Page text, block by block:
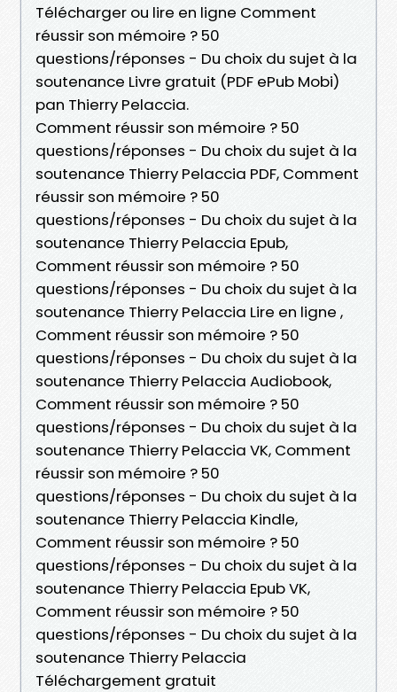
Télécharger ou lire en ligne Comment
réussir son mémoire ? 50
questions/réponses - Du choix du sujet à la
soutenance Livre gratuit (PDF ePub Mobi)
pan Thierry Pelaccia.
Comment réussir son mémoire ? 50
questions/réponses - Du choix du sujet à la
soutenance Thierry Pelaccia PDF, Comment
réussir son mémoire ? 50
questions/réponses - Du choix du sujet à la
soutenance Thierry Pelaccia Epub,
Comment réussir son mémoire ? 50
questions/réponses - Du choix du sujet à la
soutenance Thierry Pelaccia Lire en ligne ,
Comment réussir son mémoire ? 50
questions/réponses - Du choix du sujet à la
soutenance Thierry Pelaccia Audiobook,
Comment réussir son mémoire ? 50
questions/réponses - Du choix du sujet à la
soutenance Thierry Pelaccia VK, Comment
réussir son mémoire ? 50
questions/réponses - Du choix du sujet à la
soutenance Thierry Pelaccia Kindle,
Comment réussir son mémoire ? 50
questions/réponses - Du choix du sujet à la
soutenance Thierry Pelaccia Epub VK,
Comment réussir son mémoire ? 50
questions/réponses - Du choix du sujet à la
soutenance Thierry Pelaccia
Téléchargement gratuit